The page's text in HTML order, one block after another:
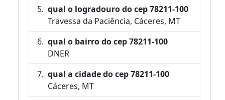
qual o logradouro do cep 78211-100
Travessa da Paciência, Cáceres, MT
qual o bairro do cep 78211-100
DNER
qual a cidade do cep 78211-100
Cáceres, MT